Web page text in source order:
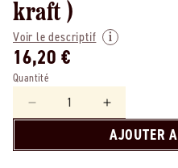
kraft )
Voir le descriptif
16,20 €
Quantité
Réduire
Augmenter
la
quantité
AJOUTER